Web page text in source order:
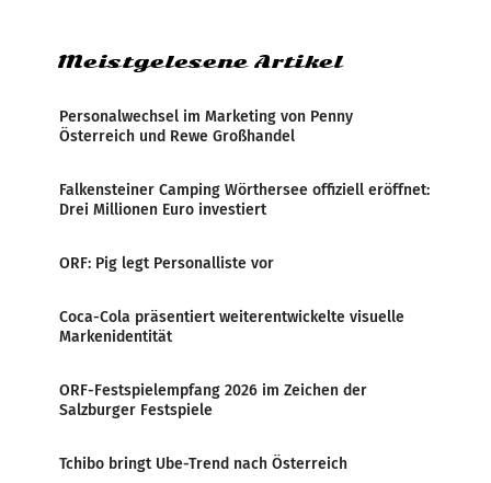
Meistgelesene Artikel
Personalwechsel im Marketing von Penny
Österreich und Rewe Großhandel
Falkensteiner Camping Wörthersee offiziell eröffnet:
Drei Millionen Euro investiert
ORF: Pig legt Personalliste vor
Coca-Cola präsentiert weiterentwickelte visuelle
Markenidentität
ORF-Festspielempfang 2026 im Zeichen der
Salzburger Festspiele
Tchibo bringt Ube-Trend nach Österreich